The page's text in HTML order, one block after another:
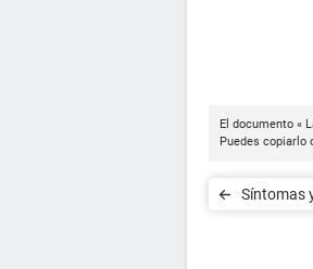
El documento «
Puedes copiarlo
Síntomas